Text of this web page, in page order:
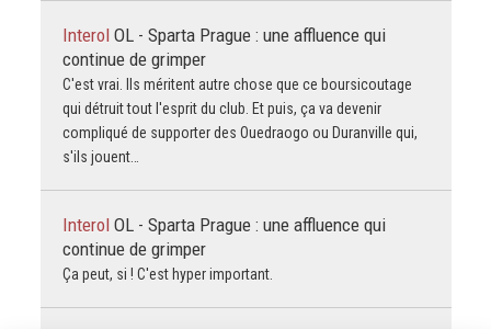
Interol OL - Sparta Prague : une affluence qui
continue de grimper
C'est vrai. Ils méritent autre chose que ce boursicoutage
qui détruit tout l'esprit du club. Et puis, ça va devenir
compliqué de supporter des Ouedraogo ou Duranville qui,
s'ils jouent…
Interol OL - Sparta Prague : une affluence qui
continue de grimper
Ça peut, si ! C'est hyper important.